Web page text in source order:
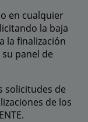
en cualquier
la baja
la finalización
panel de
solicitudes de
de los